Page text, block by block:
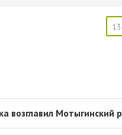
13
возглавил Мотыгинский